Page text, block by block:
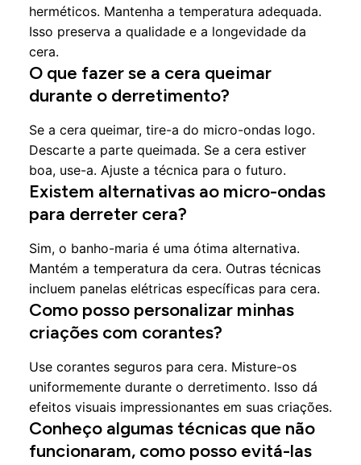
herméticos. Mantenha a temperatura adequada.
Isso preserva a qualidade e a longevidade da
cera.
O que fazer se a cera queimar
durante o derretimento?
Se a cera queimar, tire-a do micro-ondas logo.
Descarte a parte queimada. Se a cera estiver
boa, use-a. Ajuste a técnica para o futuro.
Existem alternativas ao micro-ondas
para derreter cera?
Sim, o banho-maria é uma ótima alternativa.
Mantém a temperatura da cera. Outras técnicas
incluem panelas elétricas específicas para cera.
Como posso personalizar minhas
criações com corantes?
Use corantes seguros para cera. Misture-os
uniformemente durante o derretimento. Isso dá
efeitos visuais impressionantes em suas criações.
Conheço algumas técnicas que não
funcionaram, como posso evitá-las